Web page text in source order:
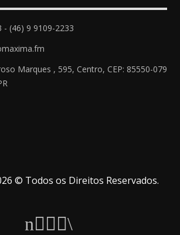
- (46) 9 9109-2233
Marques , 595, Centro, CEP: 85550-079
© Todos os Direitos Reservados.